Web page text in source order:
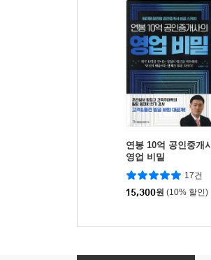
연봉 10억 공인중개
영업 비밀
17건
15,300원 (10% 할인)